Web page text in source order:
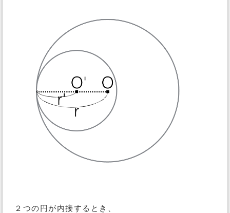
２つの円が内接するとき、